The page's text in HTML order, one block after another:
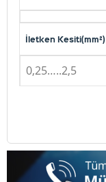
İletken Kesiti(mm²)
0,25…..2,5